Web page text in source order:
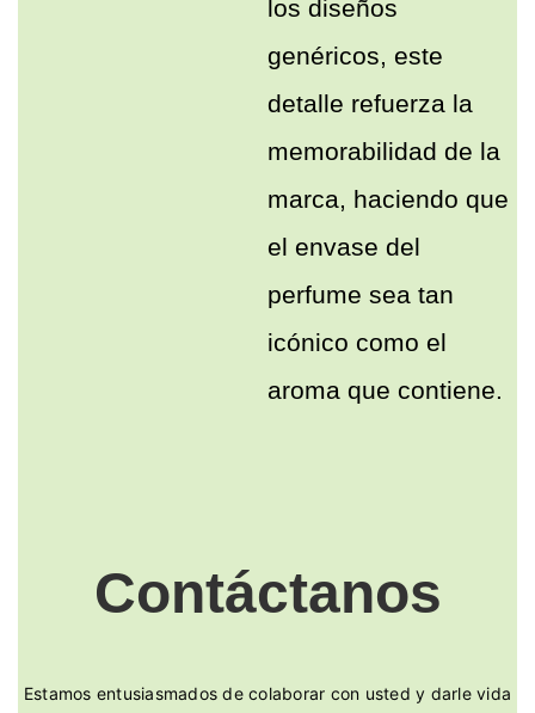
los diseños
genéricos, este
detalle refuerza la
memorabilidad de la
marca, haciendo que
el envase del
perfume sea tan
icónico como el
aroma que contiene.
Contáctanos
Estamos entusiasmados de colaborar con usted y darle vida